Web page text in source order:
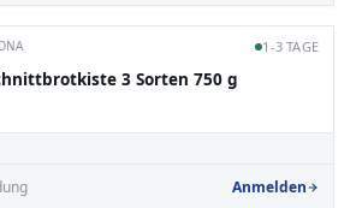
1-3 TAGE
3 Sorten 750 g
Anmelden